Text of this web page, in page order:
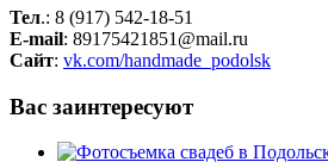
Тел.: 8 (917) 542-18-51
E-mail: 89175421851@mail.ru
Сайт: vk.com/handmade_podolsk
Вас заинтересуют